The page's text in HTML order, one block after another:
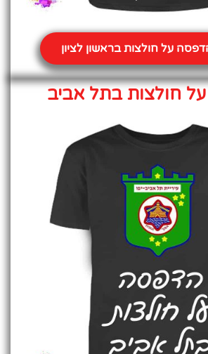
על חולצות בראשון לציון
חולצות בתל אביב